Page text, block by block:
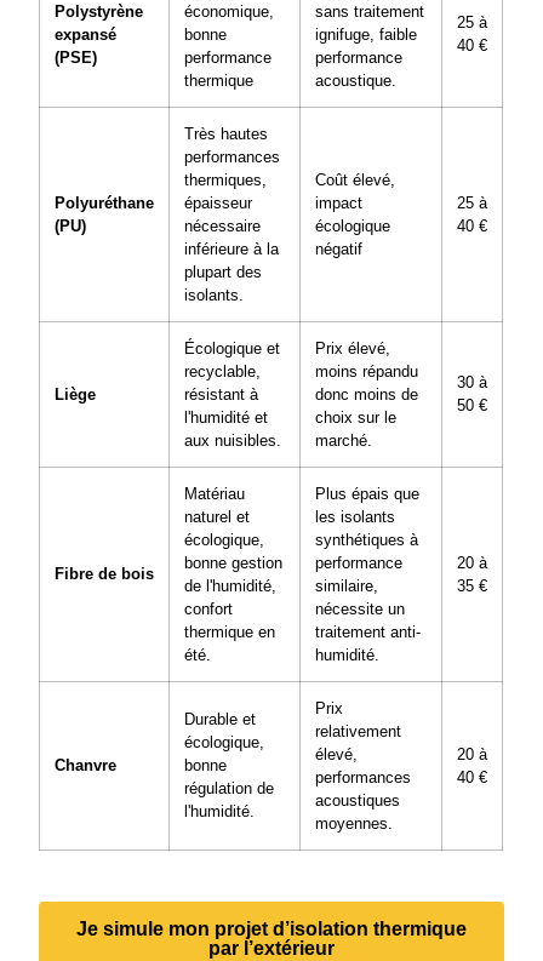
Polystyrène
expansé
(PSE)
économique,
bonne
performance
thermique
sans traitement
ignifuge, faible
performance
acoustique.
25 à
40 €
Polyuréthane
(PU)
Très hautes
performances
thermiques,
épaisseur
nécessaire
inférieure à la
plupart des
isolants.
Coût élevé,
impact
écologique
négatif
25 à
40 €
Liège
Écologique et
recyclable,
résistant à
l'humidité et
aux nuisibles.
Prix élevé,
moins répandu
donc moins de
choix sur le
marché.
30 à
50 €
Fibre de bois
Matériau
naturel et
écologique,
bonne gestion
de l'humidité,
confort
thermique en
été.
Plus épais que
les isolants
synthétiques à
performance
similaire,
nécessite un
traitement anti-
humidité.
20 à
35 €
Chanvre
Durable et
écologique,
bonne
régulation de
l'humidité.
Prix
relativement
élevé,
performances
acoustiques
moyennes.
20 à
40 €
Je simule mon projet d’isolation thermique
par l’extérieur